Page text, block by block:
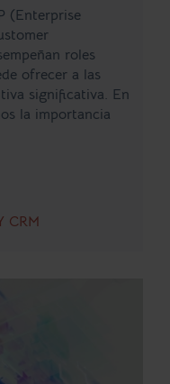
(Enterprise
roles
ofrecer a las
significativa. En
la importancia
CRM